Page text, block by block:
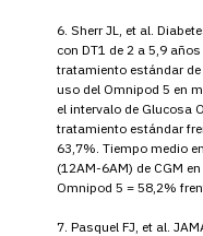
6. Sherr JL, et al.
con DT1 de 2 a 5,9
tratamiento estándar
uso del Omnipod 5 en
el intervalo de Glucosa
tratamiento estándar
63,7%. Tiempo medio
(12AM-6AM) de CGM
Omnipod 5 = 58,2%
7. Pasquel FJ, et al.